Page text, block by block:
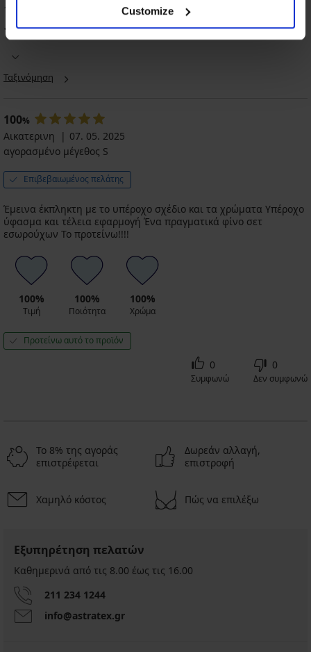
Customize
1 πελάτες αξιολόγησαν το προϊόν
100% πελάτες προτείνουν αυτό το προϊόν
Ταξινόμηση
100%
Αικατερινη
07. 05. 2025
αγορασμένο μέγεθος S
Επιβεβαιωμένος πελάτης
Έμεινα έκπληκτη με το υπέροχο σχέδιο και τα χρώματα Υπέροχο
ύφασμα και τέλεια εφαρμογή Ένα πραγματικά φίνο σετ
εσωρούχων Το προτείνω!!!!
100%
Τιμή
100%
Ποιότητα
100%
Χρώμα
Προτείνω αυτό το προϊόν
0
Συμφωνώ
0
Δεν συμφωνώ
Το 8% της αγοράς
επιστρέφεται
Δωρεάν αλλαγή,
επιστροφή
Χαμηλό κόστος Πώς να επιλέξω
Εξυπηρέτηση πελατών
Καθημερινά από τις 8.00 έως τις 16.00
211 234 1244
info@astratex.gr